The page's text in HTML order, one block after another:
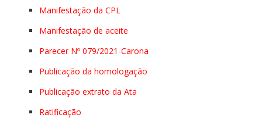
Manifestação da CPL
Manifestação de aceite
Parecer Nº 079/2021-Carona
Publicação da homologação
Publicação extrato da Ata
Ratificação